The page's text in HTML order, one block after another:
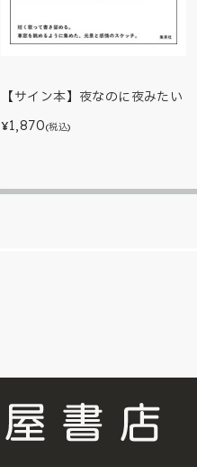
【サイン本】夜なのに夜みたい
¥1,870(税込)